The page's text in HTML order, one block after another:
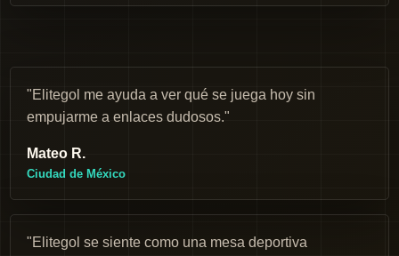
"Elitegol me ayuda a ver qué se juega hoy sin
empujarme a enlaces dudosos."
Mateo R.
Ciudad de México
"Elitegol se siente como una mesa deportiva